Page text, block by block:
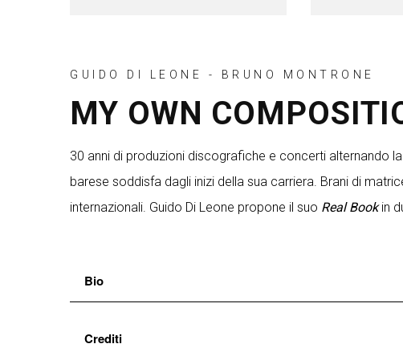
GUIDO DI LEONE - BRUNO MONTRONE
MY OWN
30 anni di produzioni discografiche e concerti alternando
barese soddisfa dagli inizi della sua carriera. Brani di
internazionali. Guido Di Leone propone il suo Real Bookin
Bio
Guido Di Leone
Crediti